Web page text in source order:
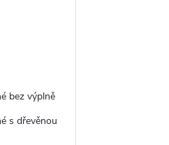
bez výplně
s dřevěnou